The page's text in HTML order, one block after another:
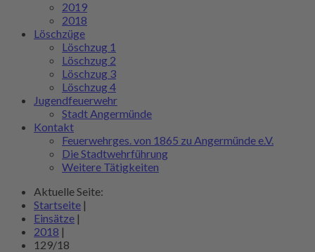
2019
2018
Löschzüge
Löschzug 1
Löschzug 2
Löschzug 3
Löschzug 4
Jugendfeuerwehr
Stadt Angermünde
Kontakt
Feuerwehrges. von 1865 zu Angermünde e.V.
Die Stadtwehrführung
Weitere Tätigkeiten
Aktuelle Seite:
Startseite |
Einsätze |
2018 |
129/18